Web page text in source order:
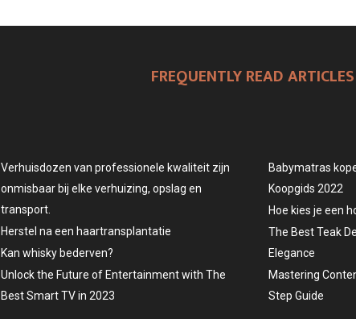
FREQUENTLY READ ARTICLES
Verhuisdozen van professionele kwaliteit zijn
onmisbaar bij elke verhuizing, opslag en
transport.
Herstel na een haartransplantatie
Kan whisky bederven?
Unlock the Future of Entertainment with The
Best Smart TV in 2023
Babymatras
Koopgids 2022
Hoe kies je een
The Best Teak
Elegance
Mastering
Step Guide